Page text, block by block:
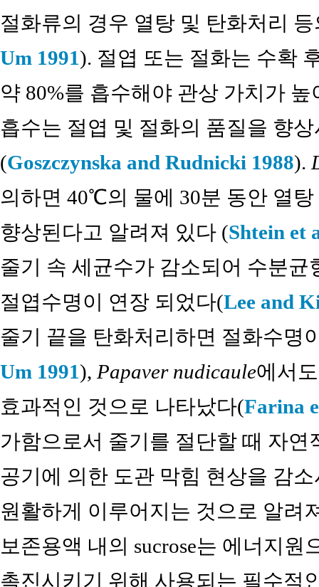
절화류의 경우 열탕 및 탄화처리
Um 1991). 절엽 또는 절화는 수확
약 80%를 흡수해야 관상 가치가
흡수는 절엽 및 절화의 품질을 향
(Goszczynska and Rudnicki 1988).
의하면 40℃의 물에 30분 동안 열
향상된다고 알려져 있다 (Shtein et
줄기 속 세균수가 감소되어 수분
절엽수명이 연장 되었다(Lee and
줄기 끝을 탄화처리하면 절화수명
Um 1991), Papaver nudicaule에서
효과적인 것으로 나타났다(Farina
가함으로서 줄기를 절단할 때 자
공기에 의한 도관 막힘 현상을 감
원활하게 이루어지는 것으로 알려
보존용액 내의 sucrose는 에너지
촉진시키기 위해 사용되는 필수적